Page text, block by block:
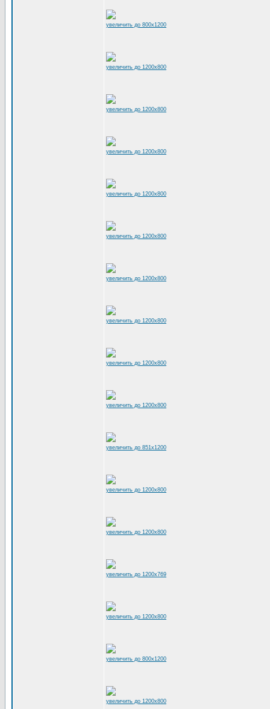
увеличить до 800x1200
увеличить до 1200x800
увеличить до 1200x800
увеличить до 1200x800
увеличить до 1200x800
увеличить до 1200x800
увеличить до 1200x800
увеличить до 1200x800
увеличить до 1200x800
увеличить до 1200x800
увеличить до 851x1200
увеличить до 1200x800
увеличить до 1200x800
увеличить до 1200x769
увеличить до 1200x800
увеличить до 800x1200
увеличить до 1200x800